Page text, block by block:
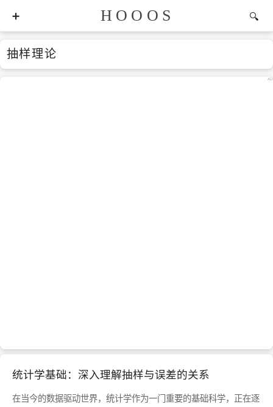
HOOOS
抽样理论
统计学基础：深入理解抽样与误差的关系
在当今的数据驱动世界，统计学作为一门重要的基础科学，正在逐